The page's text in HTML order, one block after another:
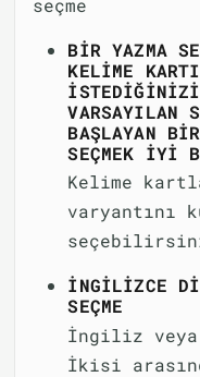
seçme
BIR YAZMA
KELIME KARTI
VARSAYILAN
BAŞLAYAN
SEÇMEK IYI
Kelime
varyantını
İNGILIZCE
SEÇME
İngiliz
İkisi